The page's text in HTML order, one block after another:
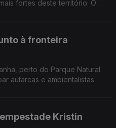
fortes deste território: O
à fronteira
perto do Parque Natural
autarcas e ambientalistas
Kristin